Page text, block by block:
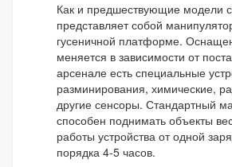
Как и предшествующие модели
представляет собой
гусеничной платформе.
меняется в зависимости от
арсенале есть специальные
разминирования, химические,
другие сенсоры. Стандартный
способен поднимать объекты
работы устройства от одной
порядка 4-5 часов.